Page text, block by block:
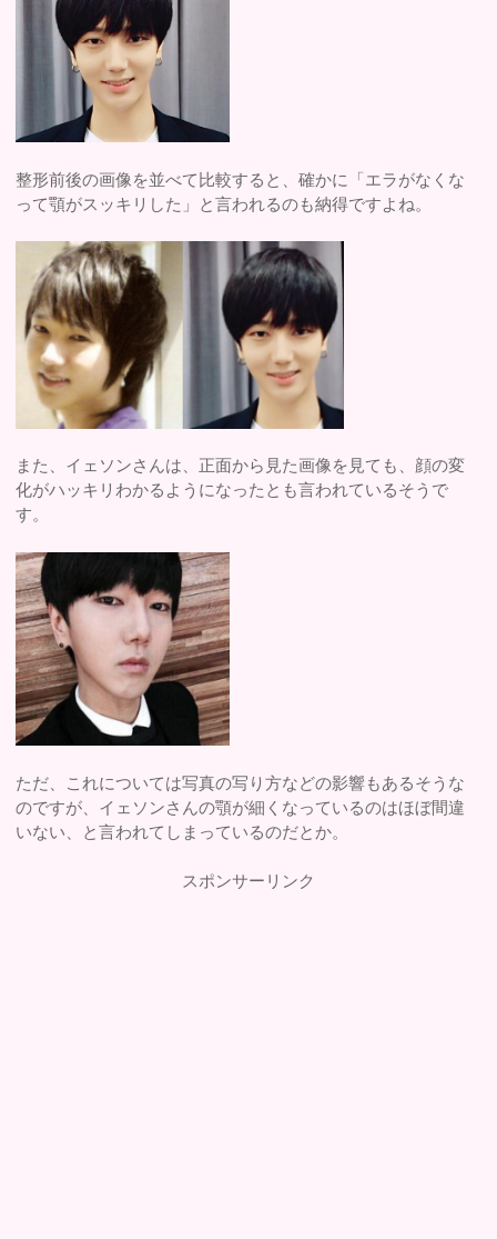
整形前後の画像を並べて比較すると、確かに「エラがなくな
って顎がスッキリした」と言われるのも納得ですよね。
また、イェソンさんは、正面から見た画像を見ても、顔の変
化がハッキリわかるようになったとも言われているそうで
す。
ただ、これについては写真の写り方などの影響もあるそうな
のですが、イェソンさんの顎が細くなっているのはほぼ間違
いない、と言われてしまっているのだとか。
スポンサーリンク